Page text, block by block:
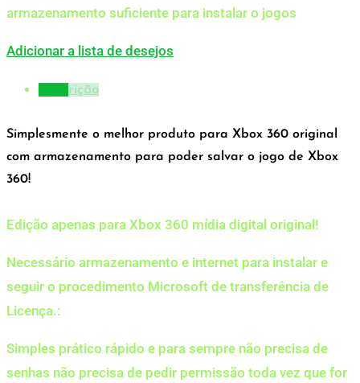
armazenamento suficiente para instalar o jogos
Adicionar a lista de desejos
Descrição
Simplesmente o melhor produto para Xbox 360 original
com armazenamento para poder salvar o jogo de Xbox
360!
Edição apenas para Xbox 360 mídia digital original!
Necessário armazenamento e internet para instalar e
seguir o procedimento Microsoft de transferência de
Licença.:
Simples prático rápido e para sempre não precisa de
senhas não precisa de pedir permissão toda vez que for